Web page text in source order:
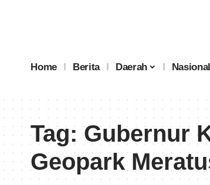
Home Berita Daerah Nasional
Tag:Gubernur
Geopark